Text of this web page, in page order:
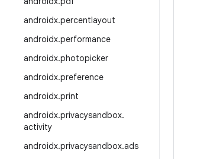
androidx.percentlayout
androidx.performance
androidx.photopicker
androidx.preference
androidx.print
androidx.privacysandbox.
activity
androidx.privacysandbox.ads